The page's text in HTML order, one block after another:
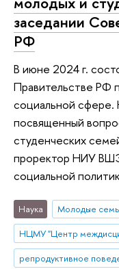
заседании
РФ
В июне 2024 г.
Правительстве РФ
социальной сфере.
посвященный
студенческих
проректор НИУ
социальной
Наука
Молодые
репродуктивное